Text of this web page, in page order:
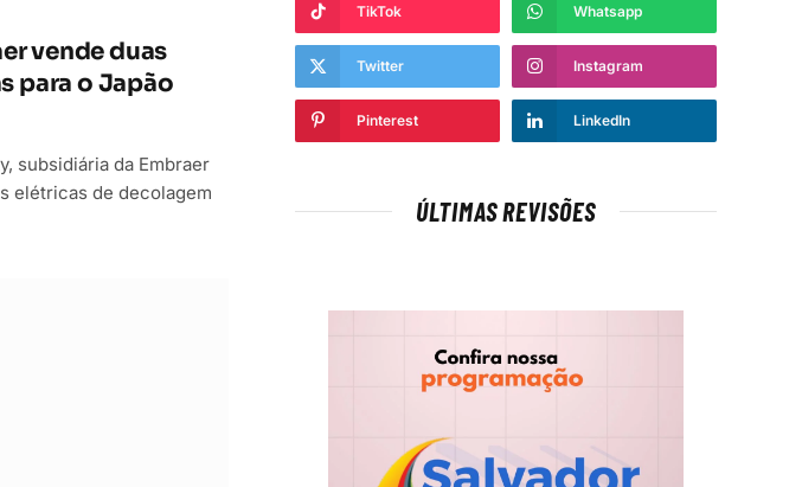
vende duas
para o Japão
subsidiária da Embraer
elétricas de decolagem
TikTok Whatsapp
Twitter Instagram
Pinterest LinkedIn
ÚLTIMAS REVISÕES